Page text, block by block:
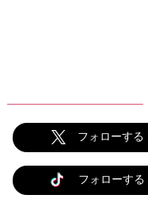
フォローする
フォローする